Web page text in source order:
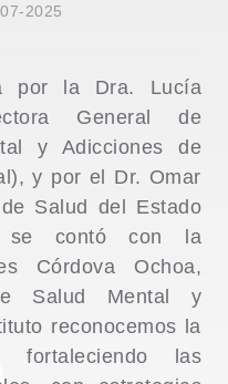
2025
por la Dra. Lucía
General de
y Adicciones de
y por el Dr. Omar
Salud del Estado
se contó con la
Córdova Ochoa,
Salud Mental y
reconocemos la
fortaleciendo las